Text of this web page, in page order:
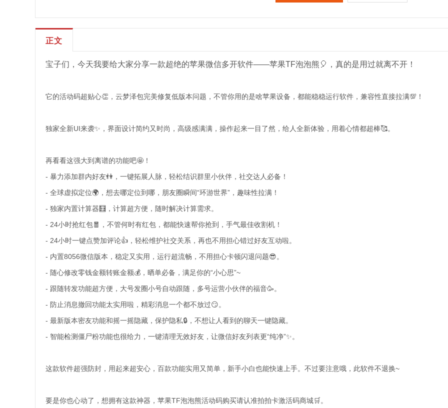
正文
宝子们，今天我要给大家分享一款超绝的苹果微信多开软件——苹果TF泡泡熊🎈，真的是用过就离不开！
它的活动码超贴心👏，云梦泽包完美修复低版本问题，不管你用的是啥苹果设备，都能稳稳运行软件，兼容性直接拉满💯！
独家全新UI来袭✨，界面设计简约又时尚，高级感满满，操作起来一目了然，给人全新体验，用着心情都超棒🥰。
再看看这强大到离谱的功能吧🤩！
- 暴力添加群内好友👫，一键拓展人脉，轻松结识群里小伙伴，社交达人必备！
- 全球虚拟定位🌍，想去哪定位到哪，朋友圈瞬间“环游世界”，趣味性拉满！
- 独家内置计算器🧮，计算超方便，随时解决计算需求。
- 24小时抢红包🧧，不管何时有红包，都能快速帮你抢到，手气最佳收割机！
- 24小时一键点赞加评论👍，轻松维护社交关系，再也不用担心错过好友互动啦。
- 内置8056微信版本，稳定又实用，运行超流畅，不用担心卡顿闪退问题😎。
- 随心修改零钱金额转账金额💰，晒单必备，满足你的“小心思”~
- 跟随转发功能超方便，大号发圈小号自动跟随，多号运营小伙伴的福音🥳。
- 防止消息撤回功能太实用啦，精彩消息一个都不放过😏。
- 最新版本密友功能和摇一摇隐藏，保护隐私🔒，不想让人看到的聊天一键隐藏。
- 智能检测僵尸粉功能也很给力，一键清理无效好友，让微信好友列表更“纯净”✨。
这款软件超强防封，用起来超安心，百款功能实用又简单，新手小白也能快速上手。不过要注意哦，此软件不退换~
要是你也心动了，想拥有这款神器，苹果TF泡泡熊活动码购买请认准拍拍卡激活码商城🛒。